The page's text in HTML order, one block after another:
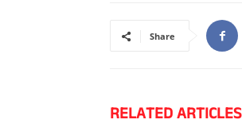
Share
RELATED ARTICLES